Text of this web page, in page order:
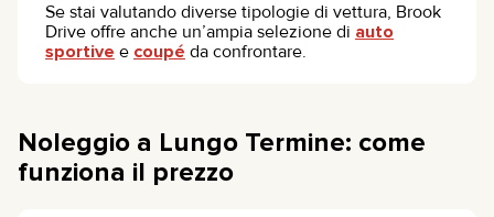
Se stai valutando diverse tipologie di vettura, Brook
Drive offre anche un’ampia selezione di auto
sportive e coupé da confrontare.
Noleggio a Lungo Termine: come
funziona il prezzo